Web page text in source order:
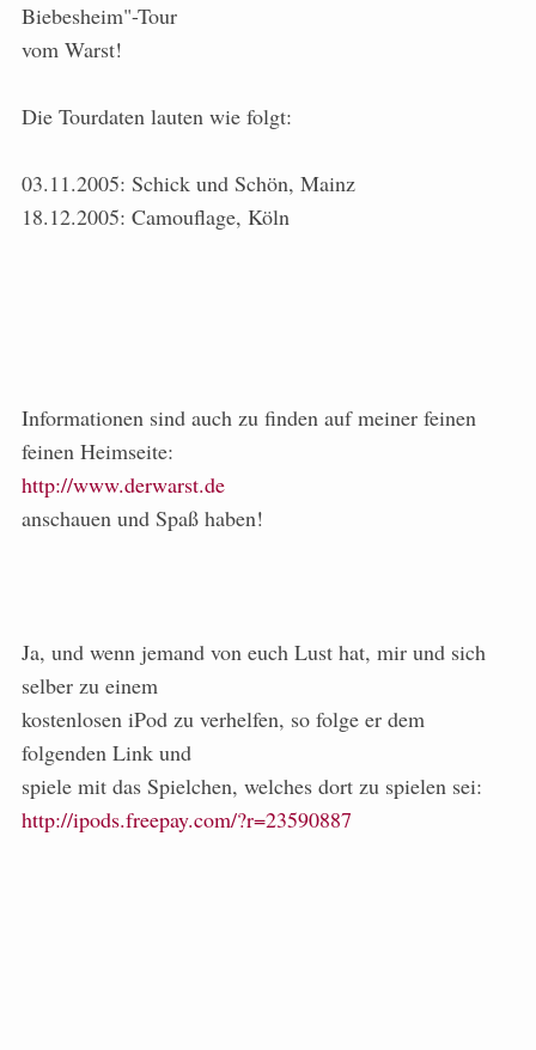
Biebesheim"-Tour
vom Warst!
Die Tourdaten lauten wie folgt:
03.11.2005: Schick und Schön, Mainz
18.12.2005: Camouflage, Köln
Informationen sind auch zu finden auf meiner feinen
feinen Heimseite:
http://www.derwarst.de
anschauen und Spaß haben!
Ja, und wenn jemand von euch Lust hat, mir und sich
selber zu einem
kostenlosen iPod zu verhelfen, so folge er dem
folgenden Link und
spiele mit das Spielchen, welches dort zu spielen sei:
http://ipods.freepay.com/?r=23590887